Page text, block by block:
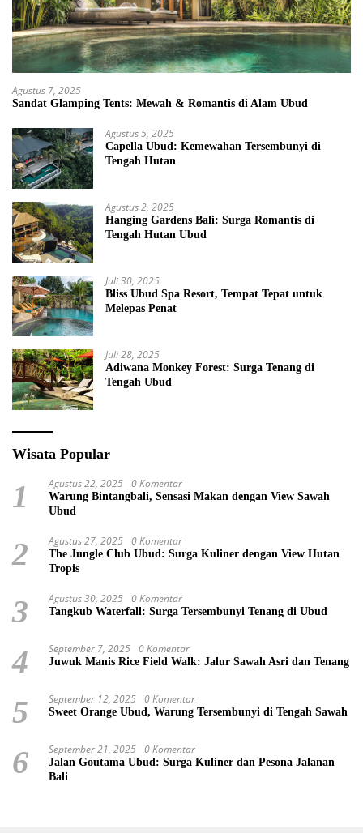
Agustus 7, 2025
Sandat Glamping Tents: Mewah & Romantis di Alam Ubud
Agustus 5, 2025
Capella Ubud: Kemewahan Tersembunyi di
Tengah Hutan
Agustus 2, 2025
Hanging Gardens Bali: Surga Romantis di
Tengah Hutan Ubud
Juli 30, 2025
Bliss Ubud Spa Resort, Tempat Tepat untuk
Melepas Penat
Juli 28, 2025
Adiwana Monkey Forest: Surga Tenang di
Tengah Ubud
Wisata Popular
1 Agustus 22, 2025 0 Komentar
Warung Bintangbali, Sensasi Makan dengan View Sawah
Ubud
2 Agustus 27, 2025 0 Komentar
The Jungle Club Ubud: Surga Kuliner dengan View Hutan
Tropis
3 Agustus 30, 2025 0 Komentar
Tangkub Waterfall: Surga Tersembunyi Tenang di Ubud
4 September 7, 2025 0 Komentar
Juwuk Manis Rice Field Walk: Jalur Sawah Asri dan Tenang
5 September 12, 2025 0 Komentar
Sweet Orange Ubud, Warung Tersembunyi di Tengah Sawah
6 September 21, 2025 0 Komentar
Jalan Goutama Ubud: Surga Kuliner dan Pesona Jalanan
Bali